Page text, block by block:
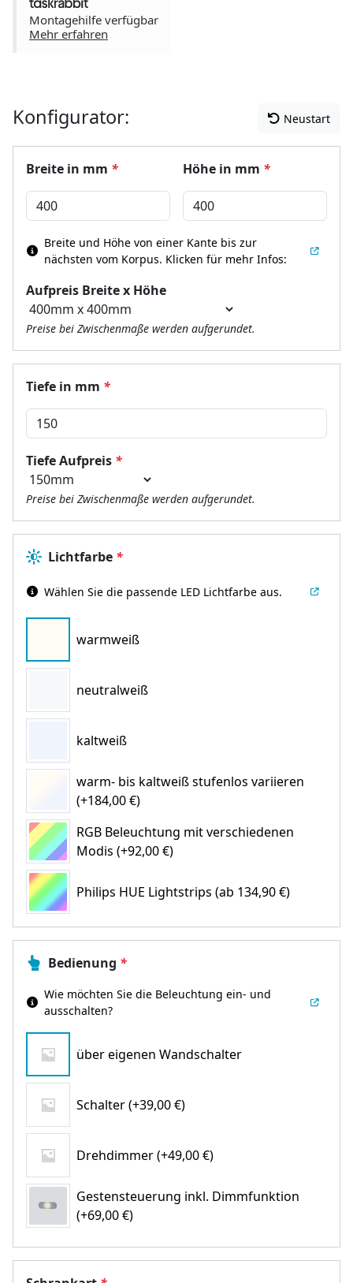
Montagehilfe verfügbar
Mehr erfahren
Konfigurator: Neustart
Breite in mm * Höhe in mm *
Aufpreis Breite x Höhe
Breite und Höhe von einer Kante bis zur
nächsten vom Korpus. Klicken für mehr Infos:
Preise bei Zwischenmaße werden aufgerundet.
Tiefe in mm *
Tiefe Aufpreis *
Preise bei Zwischenmaße werden aufgerundet.
Lichtfarbe *
Wählen Sie die passende LED Lichtfarbe aus.
warmweiß
neutralweiß
kaltweiß
warm- bis kaltweiß stufenlos variieren
(+184,00 €)
RGB Beleuchtung mit verschiedenen
Modis (+92,00 €)
Philips HUE Lightstrips (ab 134,90 €)
Bedienung *
Wie möchten Sie die Beleuchtung ein- und
ausschalten?
über eigenen Wandschalter
Schalter (+39,00 €)
Drehdimmer (+49,00 €)
Gestensteuerung inkl. Dimmfunktion
(+69,00 €)